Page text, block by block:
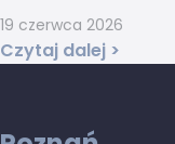
Czytaj dalej >
19 czerwca 2026